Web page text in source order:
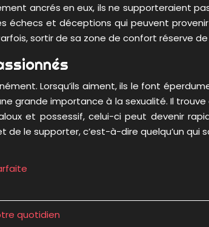
ancrés en eux, ils ne supporteraient
échecs et déceptions qui peuvent
sortir de sa zone de confort réserve de
Lorsqu’ils aiment, ils le font
grande importance à la sexualité. Il
et possessif, celui-ci peut devenir
le supporter, c’est-à-dire quelqu’un qui
quotidien